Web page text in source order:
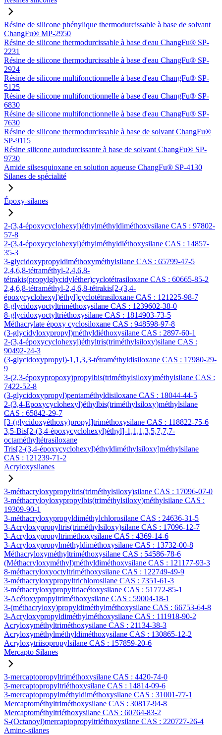
Résine de silicone phénylique thermodurcissable à base de solvant
ChangFu® MP-2950
Résine de silicone thermodurcissable à base d'eau ChangFu® SP-
2231
Résine de silicone thermodurcissable à base d'eau ChangFu® SP-
2924
Résine de silicone multifonctionnelle à base d'eau ChangFu® SP-
5125
Résine de silicone multifonctionnelle à base d'eau ChangFu® SP-
6830
Résine de silicone multifonctionnelle à base d'eau ChangFu® SP-
7630
Résine de silicone thermodurcissable à base de solvant ChangFu®
SP-9115
Résine silicone autodurcissante à base de solvant ChangFu® SP-
9730
Amide silsesquioxane en solution aqueuse ChangFu® SP-4130
Silanes de spécialité
Époxy-silanes
2-(3,4-époxycyclohexyl)éthylméthyldiméthoxysilane CAS : 97802-
57-8
2-(3,4-époxycyclohexyl)éthylméthyldiéthoxysilane CAS : 14857-
35-3
3-glycidoxypropyldiméthoxyméthylsilane CAS : 65799-47-5
2,4,6,8-tétraméthyl-2,4,6,8-
tétrakis(propylglycidyléther)cyclotétrasiloxane CAS : 60665-85-2
2,4,6,8-tétraméthyl-2,4,6,8-tétrakis[2-(3,4-
époxycyclohexyl)éthyl]cyclotétrasiloxane CAS : 121225-98-7
8-glycidoxyoctyltriméthoxysilane CAS : 1239602-38-0
8-glycidoxyoctyltriéthoxysilane CAS : 1814903-73-5
Méthacrylate époxy cyclosiloxane CAS : 948598-97-8
(3-glycidyloxypropyl)méthyldiéthoxysilane CAS : 2897-60-1
2-(3,4-époxycyclohexyl)éthyltris(triméthylsiloxy)silane CAS :
90492-24-3
(3-glycidoxypropyl)-1,1,3,3-tétraméthyldisiloxane CAS : 17980-29-
9
3-(2,3-époxypropoxy)propylbis(triméthylsiloxy)méthylsilane CAS :
7422-52-8
(3-glycidoxypropyl)pentaméthyldisiloxane CAS : 18044-44-5
2-(3,4-Epoxycyclohexyl)éthylbis(triméthylsiloxy)méthylsilane
CAS : 65842-29-7
[3-(glycidoxyéthoxy)propyl]triméthoxysilane CAS : 118822-75-6
3,5-Bis[2-(3,4-époxycyclohexyl)éthyl]-1,1,1,3,5,7,7,7-
octaméthyltétrasiloxane
Tris[2-(3,4-époxycyclohexyl)éthyldiméthylsiloxy]méthylsilane
CAS : 121239-71-2
Acryloxysilanes
3-méthacryloxypropyltris(triméthylsiloxy)silane CAS : 17096-07-0
3-méthacryloyloxypropylbis(triméthylsiloxy)méthylsilane CAS :
19309-90-1
3-méthacryloxypropyldiméthylchlorosilane CAS : 24636-31-5
3-Acryloxypropyltris(triméthylsiloxy)silane CAS : 17096-12-7
3-Acryloxypropyltriméthoxysilane CAS : 4369-14-6
3-Acryloxypropylméthyldiméthoxysilane CAS : 13732-00-8
Méthacryloxyméthyltriméthoxysilane CAS : 54586-78-6
(Méthacryloxyméthyl)méthyldiméthoxysilane CAS : 121177-93-3
8-méthacryloxyoctyltriméthoxysilane CAS : 122749-49-9
3-méthacryloxypropyltrichlorosilane CAS : 7351-61-3
3-méthacryloxypropyltriacétoxysilane CAS : 51772-85-1
3-Acétoxypropyltriméthoxysilane CAS : 59004-18-1
3-(méthacryloxy)propyldiméthylméthoxysilane CAS : 66753-64-8
3-Acryloxypropyldiméthylméthoxysilane CAS : 111918-90-2
Acryloxyméthyltriméthoxysilane CAS : 21134-38-3
Acryloxyméthylméthyldiméthoxysilane CAS : 130865-12-2
Acryloxytriisopropylsilane CAS : 157859-20-6
Mercapto Silanes
3-mercaptopropyltriméthoxysilane CAS : 4420-74-0
3-mercaptopropyltriéthoxysilane CAS : 14814-09-6
3-mercaptopropylméthyldiméthoxysilane CAS : 31001-77-1
Mercaptométhyltriméthoxysilane CAS : 30817-94-8
Mercaptométhyltriéthoxysilane CAS : 60764-83-2
S-(Octanoyl)mercaptopropyltriéthoxysilane CAS : 220727-26-4
Amino-silanes